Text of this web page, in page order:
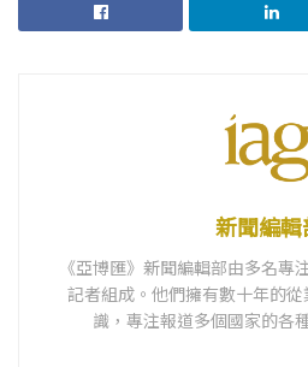
新聞編輯
《亞博匯》新聞編輯部由多名專
記者組成。他們擁有數十年的
識，專注報道多個國家的各